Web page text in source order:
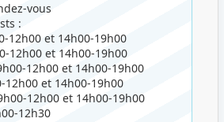
vous
:
12h00 et 14h00-19h00
12h00 et 14h00-19h00
12h00 et 14h00-19h00
12h00 et 14h00-19h00
12h00 et 14h00-19h00
12h30